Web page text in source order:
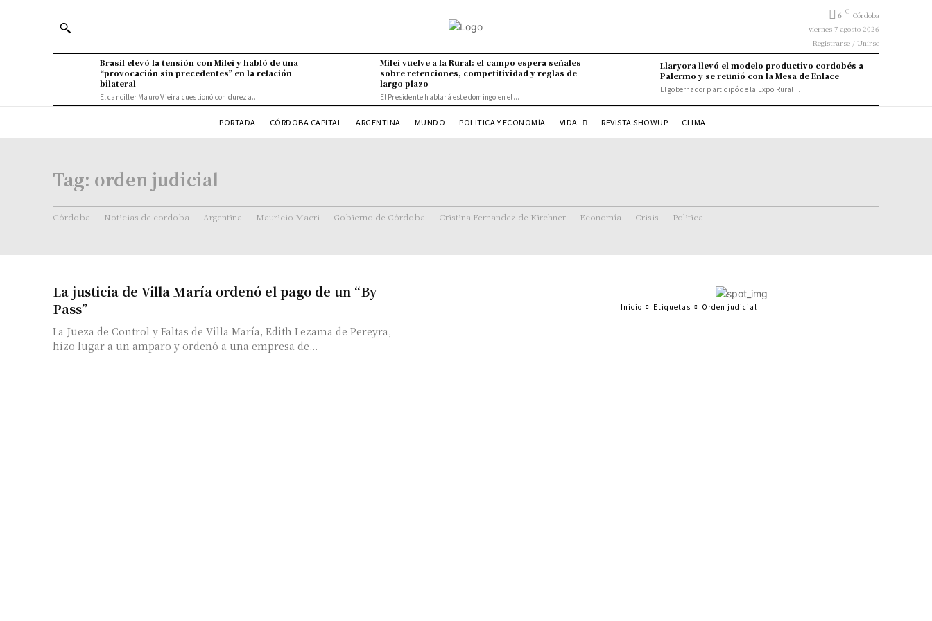
6 C Córdoba
viernes 7 agosto 2026
Registrarse / Unirse
Brasil elevó la tensión con Milei y habló de una
“provocación sin precedentes” en la relación
bilateral
El canciller Mauro Vieira cuestionó con dureza...
Milei vuelve a la Rural: el campo espera señales
sobre retenciones, competitividad y reglas de
largo plazo
El Presidente hablará este domingo en el...
Llaryora llevó el modelo productivo cordobés a
Palermo y se reunió con la Mesa de Enlace
El gobernador participó de la Expo Rural...
PORTADA CÓRDOBA CAPITAL ARGENTINA MUNDO POLITICA Y ECONOMÍA VIDA REVISTA SHOWUP CLIMA
Tag: orden judicial
Córdoba Noticias de cordoba Argentina Mauricio Macri Gobierno de Córdoba Cristina Fernandez de Kirchner Economía Crisis Politica
La justicia de Villa María ordenó el pago de un “By
Pass”
La Jueza de Control y Faltas de Villa María, Edith Lezama de Pereyra,
hizo lugar a un amparo y ordenó a una empresa de...
Inicio Etiquetas Orden judicial